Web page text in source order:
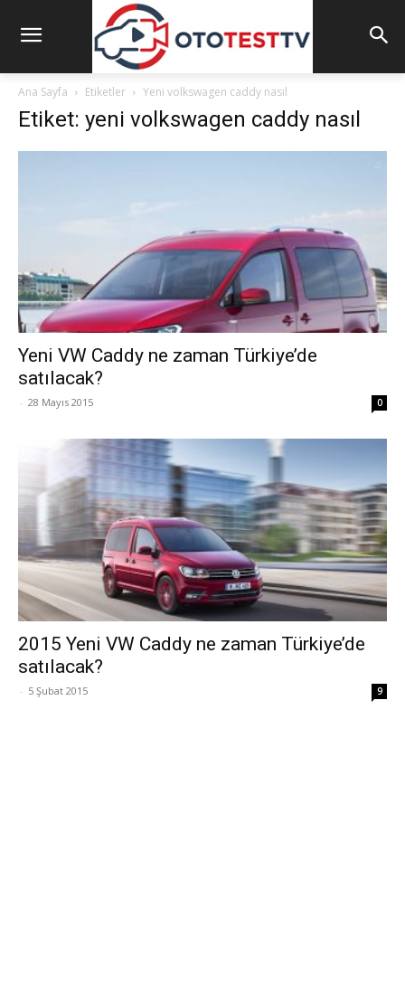
Ana Sayfa Etiketler Yeni volkswagen caddy nasıl
Etiket: yeni volkswagen caddy nasıl
Yeni VW Caddy ne zaman Türkiye’de
satılacak?
- 28 Mayıs 2015 0
2015 Yeni VW Caddy ne zaman Türkiye’de
satılacak?
- 5 Şubat 2015 9